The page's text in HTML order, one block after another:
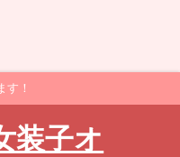
！
装子オ